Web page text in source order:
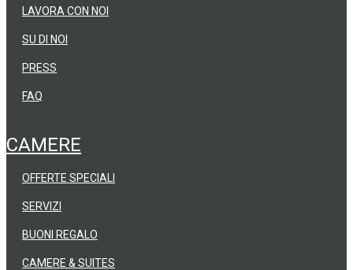
SU DI NOI
PRESS
FAQ
LAVORA CON NOI
CAMERE
CAMERE & SUITES
OFFERTE SPECIALI
SERVIZI
BUONI REGALO